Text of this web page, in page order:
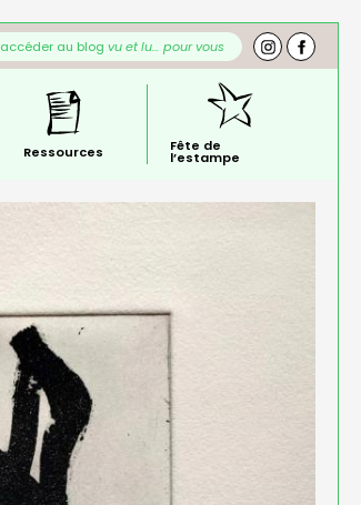
accéder au blog vu et lu… pour vous
Ressources Fête de
l’estampe